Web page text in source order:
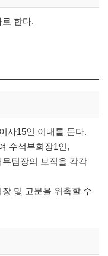
한다.
사15인 이내를 둔다.
수석부회장1인,
팀장의 보직을 각각
및 고문을 위촉할 수